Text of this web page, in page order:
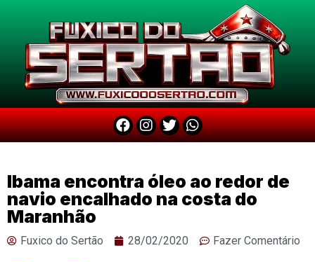
Ibama encontra óleo ao redor de
navio encalhado na costa do
Maranhão
Fuxico do Sertão 28/02/2020 Fazer Comentário